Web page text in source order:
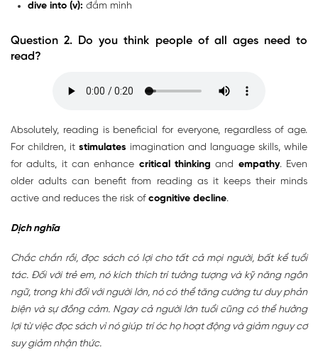
dive into (v): đắm mình
Question 2. Do you think people of all ages need to
read?
Absolutely, reading is beneficial for everyone, regardless of age.
For children, it stimulates imagination and language skills, while
for adults, it can enhance critical thinking and empathy. Even
older adults can benefit from reading as it keeps their minds
active and reduces the risk of cognitive decline.
Dịch nghĩa
Chắc chắn rồi, đọc sách có lợi cho tất cả mọi người, bất kể tuổi
tác. Đối với trẻ em, nó kích thích trí tưởng tượng và kỹ năng ngôn
ngữ, trong khi đối với người lớn, nó có thể tăng cường tư duy phản
biện và sự đồng cảm. Ngay cả người lớn tuổi cũng có thể hưởng
lợi từ việc đọc sách vì nó giúp trí óc họ hoạt động và giảm nguy cơ
suy giảm nhận thức.